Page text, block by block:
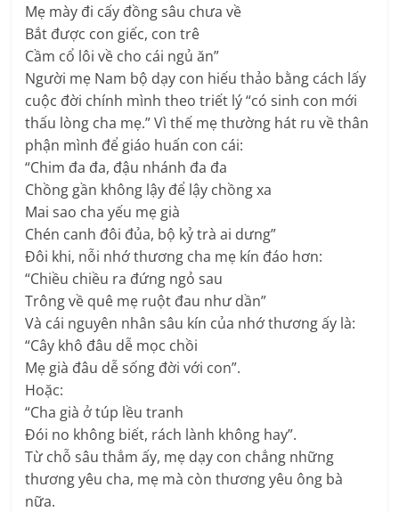
Mẹ mày đi cấy đồng sâu chưa về
Bắt được con giếc, con trê
Cầm cổ lôi về cho cái ngủ ăn”
Người mẹ Nam bộ dạy con hiếu thảo bằng cách lấy
cuộc đời chính mình theo triết lý “có sinh con mới
thấu lòng cha mẹ.” Vì thế mẹ thường hát ru về thân
phận mình để giáo huấn con cái:
“Chim đa đa, đậu nhánh đa đa
Chồng gần không lậy để lậy chồng xa
Mai sao cha yếu mẹ già
Chén canh đôi đủa, bộ kỷ trà ai dưng”
Đôi khi, nỗi nhớ thương cha mẹ kín đáo hơn:
“Chiều chiều ra đứng ngỏ sau
Trông về quê mẹ ruột đau như dần”
Và cái nguyên nhân sâu kín của nhớ thương ấy là:
“Cây khô đâu dễ mọc chồi
Mẹ già đâu dễ sống đời với con”.
Hoặc:
“Cha già ở túp lều tranh
Đói no không biết, rách lành không hay”.
Từ chỗ sâu thẳm ấy, mẹ dạy con chẳng những
thương yêu cha, mẹ mà còn thương yêu ông bà
nữa.